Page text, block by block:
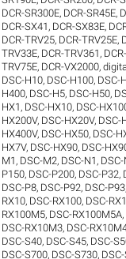
DCR-SR300E, DCR-SR45E,
DCR-SX41 , DCR-SX83E,
DCR-TRV25, DCR-TRV25E,
TRV33E, DCR-TRV361 ,
TRV75E, DCR-VX2000,
DSC-H10, DSC-H100, DSC-
H400, DSC-H5, DSC-H50,
HX1 , DSC-HX10, DSC-
HX200V, DSC-HX20V, DSC-
HX400V, DSC-HX50, DSC-
HX7V, DSC-HX90, DSC-
M1 , DSC-M2, DSC-N1 ,
P150, DSC-P200, DSC-P32,
DSC-P8, DSC-P92, DSC-P93
RX10, DSC-RX100, DSC-
RX100M5, DSC-RX100M5A,
DSC-RX10M3, DSC-
DSC-S40, DSC-S45, DSC-
DSC-S700, DSC-S730,